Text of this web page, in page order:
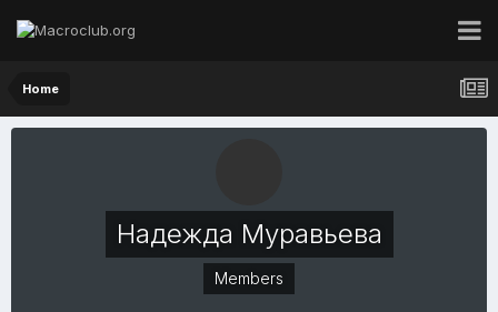
Home
Надежда Муравьева
Members